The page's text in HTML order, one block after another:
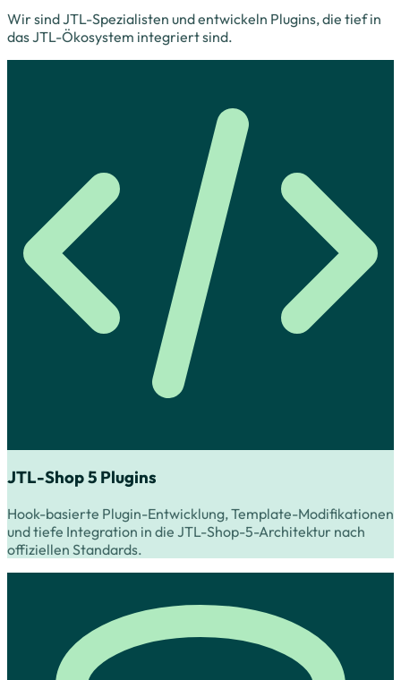
Wir sind JTL-Spezialisten und entwickeln Plugins, die tief in
das JTL-Ökosystem integriert sind.
JTL-Shop 5 Plugins
Hook-basierte Plugin-Entwicklung, Template-Modifikationen
und tiefe Integration in die JTL-Shop-5-Architektur nach
offiziellen Standards.